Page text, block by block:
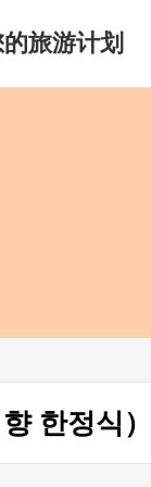
旅游计划
한정식）